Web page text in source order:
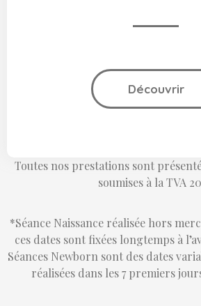
Découvrir
Toutes nos prestations sont
soumises à la TVA
*Séance Naissance réalisée hors
ces dates sont fixées longtemps à
Séances Newborn sont des dates
réalisées dans les 7 premiers